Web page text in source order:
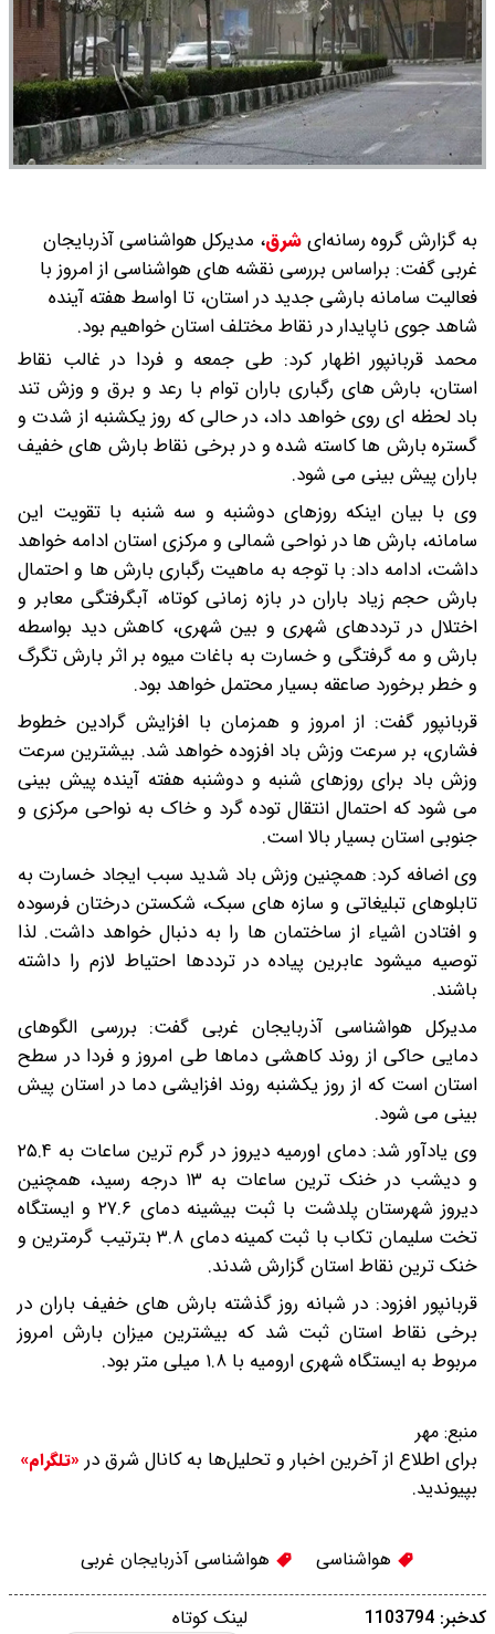
به گزارش گروه رسانه‌ایشرق، مدیرکل هواشناسی آذربایجان
غربی گفت: براساس بررسی نقشه های هواشناسی از امروز با
فعالیت سامانه بارشی جدید در استان، تا اواسط هفته آینده
شاهد جوی ناپایدار در نقاط مختلف استان خواهیم بود.
محمد قربانپور اظهار کرد: طی جمعه و فردا در غالب نقاط
استان، بارش های رگباری باران توام با رعد و برق و وزش تند
باد لحظه ای روی خواهد داد، در حالی که روز یکشنبه از شدت و
گستره بارش ها کاسته شده و در برخی نقاط بارش های خفیف
باران پیش بینی می شود.
وی با بیان اینکه روزهای دوشنبه و سه شنبه با تقویت این
سامانه، بارش ها در نواحی شمالی و مرکزی استان ادامه خواهد
داشت، ادامه داد: با توجه به ماهیت رگباری بارش ها و احتمال
بارش حجم زیاد باران در بازه زمانی کوتاه، آبگرفتگی معابر و
اختلال در ترددهای شهری و بین شهری، کاهش دید بواسطه
بارش و مه گرفتگی و خسارت به باغات میوه بر اثر بارش تگرگ
و خطر برخورد صاعقه بسیار محتمل خواهد بود.
قربانپور گفت: از امروز و همزمان با افزایش گرادین خطوط
فشاری، بر سرعت وزش باد افزوده خواهد شد. بیشترین سرعت
وزش باد برای روزهای شنبه و دوشنبه هفته آینده پیش بینی
می شود که احتمال انتقال توده گرد و خاک به نواحی مرکزی و
جنوبی استان بسیار بالا است.
وی اضافه کرد: همچنین وزش باد شدید سبب ایجاد خسارت به
تابلوهای تبلیغاتی و سازه های سبک، شکستن درختان فرسوده
و افتادن اشیاء از ساختمان ها را به دنبال خواهد داشت. لذا
توصیه میشود عابرین پیاده در ترددها احتیاط لازم را داشته
باشند.
مدیرکل هواشناسی آذربایجان غربی گفت: بررسی الگوهای
دمایی حاکی از روند کاهشی دماها طی امروز و فردا در سطح
استان است که از روز یکشنبه روند افزایشی دما در استان پیش
بینی می شود.
وی یادآور شد: دمای اورمیه دیروز در گرم ترین ساعات به ۲۵.۴
و دیشب در خنک ترین ساعات به ۱۳ درجه رسید، همچنین
دیروز شهرستان پلدشت با ثبت بیشینه دمای ۲۷.۶ و ایستگاه
تخت سلیمان تکاب با ثبت کمینه دمای ۳.۸ بترتیب گرمترین و
خنک ترین نقاط استان گزارش شدند.
قربانپور افزود: در شبانه روز گذشته بارش های خفیف باران در
برخی نقاط استان ثبت شد که بیشترین میزان بارش امروز
مربوط به ایستگاه شهری ارومیه با ۱.۸ میلی متر بود.
منبع: مهر
برای اطلاع از آخرین اخبار و تحلیل‌ها به کانال شرق در «تلگرام»
بپیوندید.
هواشناسی هواشناسی آذربایجان غربی
لینک کوتاه کدخبر: 1103794